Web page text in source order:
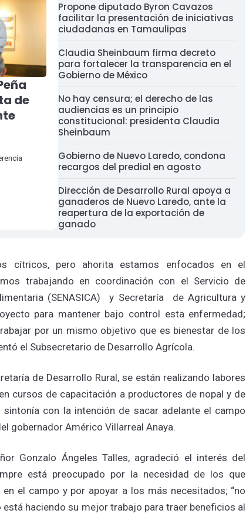
de
Propone diputado Byron Cavazos
facilitar la presentación de iniciativas
ciudadanas en Tamaulipas
Claudia Sheinbaum firma decreto
para fortalecer la transparencia en el
Gobierno de México
No hay censura; el derecho de las
audiencias es un principio
constitucional: presidenta Claudia
Sheinbaum
Gobierno de Nuevo Laredo, condona
recargos del predial en agosto
Dirección de Desarrollo Rural apoya a
ganaderos de Nuevo Laredo, ante la
reapertura de la exportación de
ganado
cítricos, pero ahorita estamos enfocados en el
trabajando en coordinación con el Servicio de
(SENASICA) y Secretaría de Agricultura y
para mantener bajo control esta enfermedad;
por un mismo objetivo que es bienestar de los
el Subsecretario de Desarrollo Agrícola.
de Desarrollo Rural, se están realizando labores
cursos de capacitación a productores de nopal y de
con la intención de sacar adelante el campo
gobernador Américo Villarreal Anaya.
Gonzalo Ángeles Talles, agradeció el interés del
está preocupado por la necesidad de los que
el campo y por apoyar a los más necesitados; “no
haciendo su mejor trabajo para traer beneficios al